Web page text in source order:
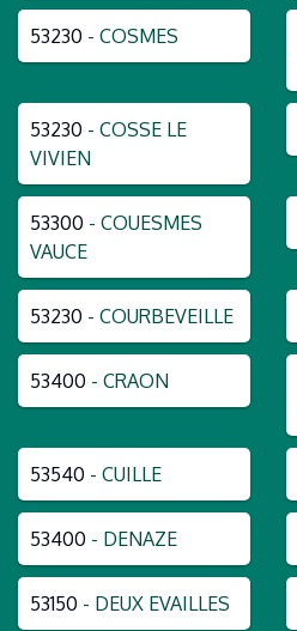
53230 - COSMES
53230 - COSSE LE
VIVIEN
53300 - COUESMES
VAUCE
53230 - COURBEVEILLE
53400 - CRAON
53540 - CUILLE
53400 - DENAZE
53150 - DEUX EVAILLES